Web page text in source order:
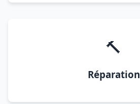
🔨
Réparation